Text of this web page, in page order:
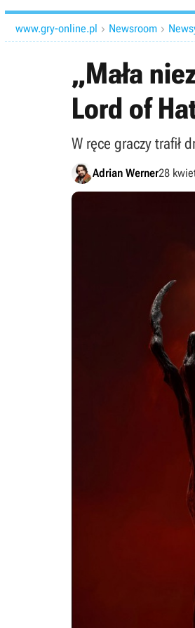
www.gry-online.pl  Newsroom 
„Mała
Lord of
W ręce graczy trafił
Adrian Werner28